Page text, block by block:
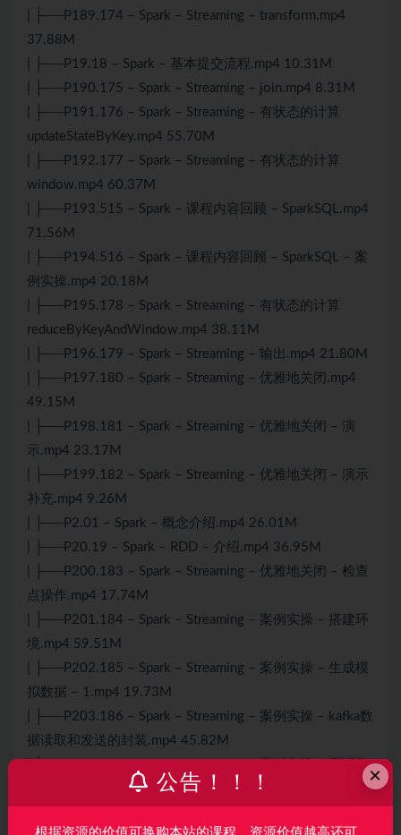
| ├──P189.174 – Spark – Streaming – transform.mp4
37.88M
| ├──P19.18 – Spark – 基本提交流程.mp4 10.31M
| ├──P190.175 – Spark – Streaming – join.mp4 8.31M
| ├──P191.176 – Spark – Streaming – 有状态的计算
updateStateByKey.mp4 55.70M
| ├──P192.177 – Spark – Streaming – 有状态的计算
window.mp4 60.37M
| ├──P193.515 – Spark – 课程内容回顾 – SparkSQL.mp4
71.56M
| ├──P194.516 – Spark – 课程内容回顾 – SparkSQL – 案
例实操.mp4 20.18M
| ├──P195.178 – Spark – Streaming – 有状态的计算
reduceByKeyAndWindow.mp4 38.11M
| ├──P196.179 – Spark – Streaming – 输出.mp4 21.80M
| ├──P197.180 – Spark – Streaming – 优雅地关闭.mp4
49.15M
| ├──P198.181 – Spark – Streaming – 优雅地关闭 – 演
示.mp4 23.17M
| ├──P199.182 – Spark – Streaming – 优雅地关闭 – 演示
补充.mp4 9.26M
| ├──P2.01 – Spark – 概念介绍.mp4 26.01M
| ├──P20.19 – Spark – RDD – 介绍.mp4 36.95M
| ├──P200.183 – Spark – Streaming – 优雅地关闭 – 检查
点操作.mp4 17.74M
| ├──P201.184 – Spark – Streaming – 案例实操 – 搭建环
境.mp4 59.51M
| ├──P202.185 – Spark – Streaming – 案例实操 – 生成模
拟数据 – 1.mp4 19.73M
| ├──P203.186 – Spark – Streaming – 案例实操 – kafka数
据读取和发送的封装.mp4 45.82M
| ├──P204.187 – Spark – Streaming – 案例实操 – 测试数
据的生产和消费.mp4 64.85M
×
公告！！！